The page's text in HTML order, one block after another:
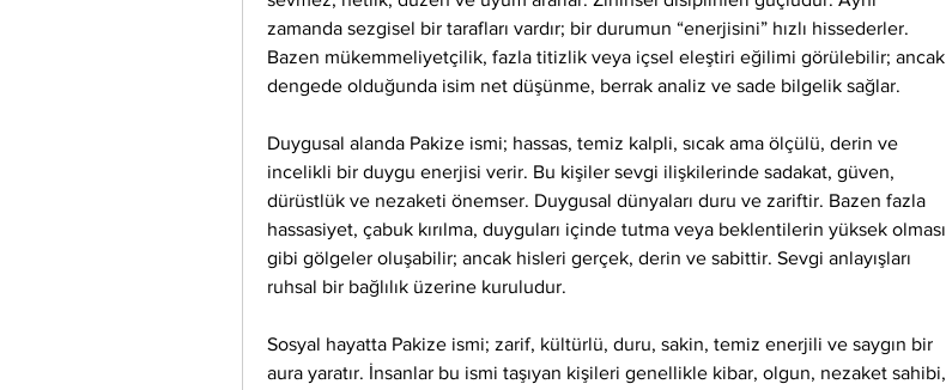
zamanda sezgisel bir tarafları vardır; bir durumun “enerjisini” hızlı hissederler.
Bazen mükemmeliyetçilik, fazla titizlik veya içsel eleştiri eğilimi görülebilir; ancak
dengede olduğunda isim net düşünme, berrak analiz ve sade bilgelik sağlar.
Duygusal alanda Pakize ismi; hassas, temiz kalpli, sıcak ama ölçülü, derin ve
incelikli bir duygu enerjisi verir. Bu kişiler sevgi ilişkilerinde sadakat, güven,
dürüstlük ve nezaketi önemser. Duygusal dünyaları duru ve zariftir. Bazen fazla
hassasiyet, çabuk kırılma, duyguları içinde tutma veya beklentilerin yüksek olması
gibi gölgeler oluşabilir; ancak hisleri gerçek, derin ve sabittir. Sevgi anlayışları
ruhsal bir bağlılık üzerine kuruludur.
Sosyal hayatta Pakize ismi; zarif, kültürlü, duru, sakin, temiz enerjili ve saygın bir
aura yaratır. İnsanlar bu ismi taşıyan kişileri genellikle kibar, olgun, nezaket sahibi,